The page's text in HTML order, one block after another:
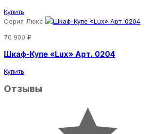
Купить
Серия Люкс
70 900 ₽
Шкаф-Купе «Lux» Арт. 0204
Купить
Отзывы